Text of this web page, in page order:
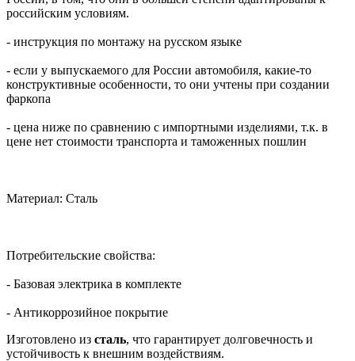
российским условиям.
- инструкция по монтажу на русском языке
- если у выпускаемого для России автомобиля, какие-то
конструктивные особенности, то они учтены при создании
фаркопа
- цена ниже по сравнению с импортными изделиями, т.к. в
цене нет стоимости транспорта и таможенных пошлин
Материал: Сталь
Потребительские свойства:
- Базовая электрика в комплекте
- Антикоррозийное покрытие
Изготовлено из сталь, что гарантирует долговечность и
устойчивость к внешним воздействиям.